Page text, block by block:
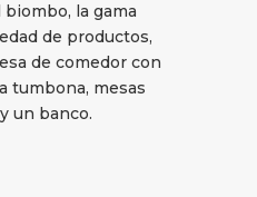
la gama
de productos,
de comedor con
tumbona, mesas
un banco.